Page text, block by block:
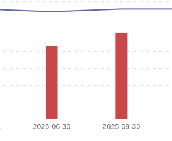
投资管理(新加坡)有限公司亚太地区风险及合规总